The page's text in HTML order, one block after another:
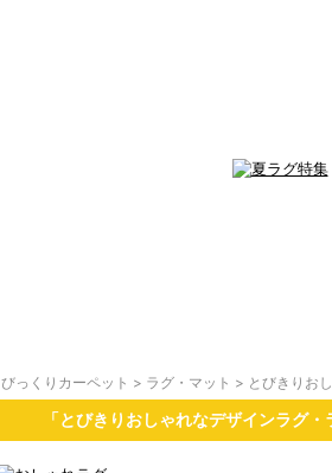
びっくりカーペット > ラグ・マット > とびきりお
「とびきりおしゃれなデザインラグ・